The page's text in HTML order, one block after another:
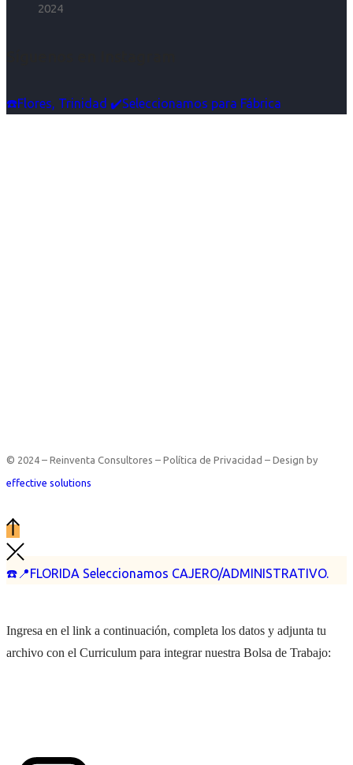
2024
☎️Flores, Trinidad ✔️Seleccionamos para Fábrica
☎️📍FLORIDA Seleccionamos CAJERO/ADMINISTRATIVO.
© 2024 – Reinventa Consultores – Política de Privacidad – Design by
effective solutions
Ingresa en el link a continuación, completa los datos y adjunta tu
archivo con el Curriculum para integrar nuestra Bolsa de Trabajo: